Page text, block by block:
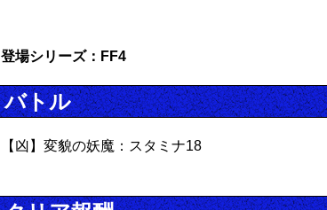
登場シリーズ：FF4
バトル
【凶】変貌の妖魔：スタミナ18